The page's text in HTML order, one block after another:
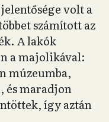
volt a
számított az
A lakók
a majolikával:
múzeumba,
és maradjon
így aztán